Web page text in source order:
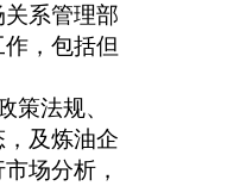
系管理部
，包括但
策法规、
，及炼油企
场分析，